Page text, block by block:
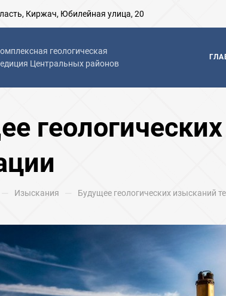
Киржач, Юбилейная улица, 20
геологическая
Центральных районов
— Изыскания — Будущее геологических изысканий